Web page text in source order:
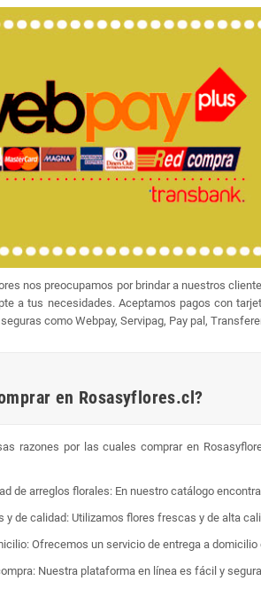
nos preocupamos por brindar a nuestros
a tus necesidades. Aceptamos pagos con
como Webpay, Servipag, Pay pal,
en Rosasyflores.cl?
razones por las cuales comprar en
de arreglos florales: En nuestro catálogo
y de calidad: Utilizamos flores frescas y de alta
Ofrecemos un servicio de entrega a
Nuestra plataforma en línea es fácil y